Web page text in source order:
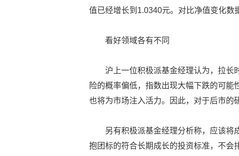
值已经增长到1.0340元。对比净值变化数
看好领域各有不同
沪上一位积极派基金经理认为，拉长
险的概率偏低，指数出现大幅下跌的可
也将为市场注入活力。因此，对于后市的
另有积极派基金经理分析称，应该将
抱团标的符合长期成长的投资标准，不会